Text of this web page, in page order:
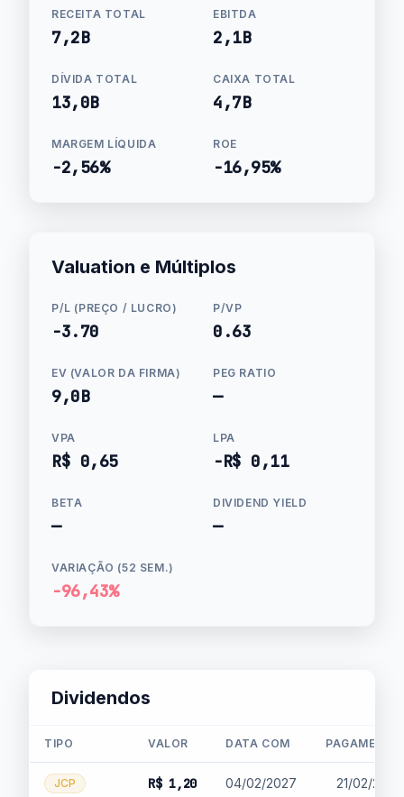
RECEITA TOTAL
7,2B
EBITDA
2,1B
DÍVIDA TOTAL
13,0B
CAIXA TOTAL
4,7B
MARGEM LÍQUIDA
-2,56%
ROE
-16,95%
Valuation e Múltiplos
P/L (PREÇO / LUCRO)
-3.70
P/VP
0.63
EV (VALOR DA FIRMA)
9,0B
PEG RATIO
—
VPA
R$ 0,65
LPA
-R$ 0,11
BETA
—
DIVIDEND YIELD
—
VARIAÇÃO (52 SEM.)
-96,43%
Dividendos
TIPO VALOR DATA COM PAGAMENTO
JCP R$ 1,20 04/02/2027 21/02/2027